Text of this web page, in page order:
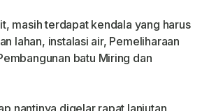
masih terdapat kendala yang harus
lahan, instalasi air, Pemeliharaan
batu Miring dan
nantinya digelar rapat lanjutan